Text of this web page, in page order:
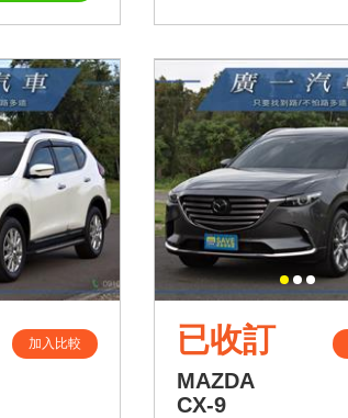
加入比較 已收訂
MAZDA
CX-9